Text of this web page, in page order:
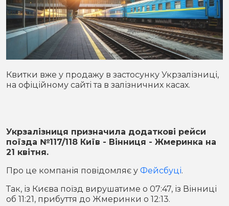
Кримінал
Здоров'я
Приватна думка
В кулуарах
Місто
Відео
Партнери
Історія
Футбол
Контакти
Квитки вже у продажу в застосунку Укрзалізниці,
на офіційному сайті та в залізничних касах.
Укрзалізниця призначила додаткові рейси
поїзда №117/118 Київ - Вінниця - Жмеринка на
21 квітня.
Про це компанія повідомляє у Фейсбуці.
Так, із Києва поїзд вирушатиме о 07:47, із Вінниці
об 11:21, прибуття до Жмеринки о 12:13.